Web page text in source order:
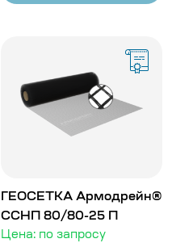
ГЕОСЕТКА Армодрейн®
ССНП 80/80-25 П
Цена: по запросу